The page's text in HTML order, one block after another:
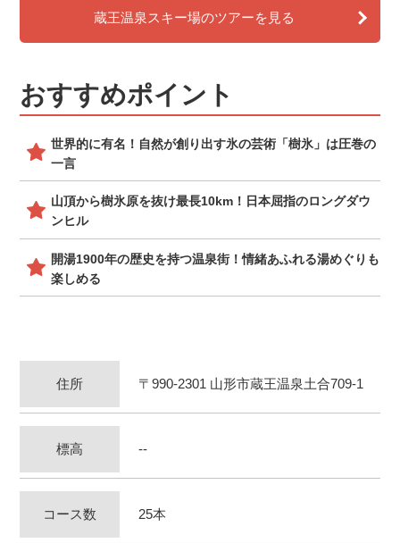
蔵王温泉スキー場のツアーを見る
おすすめポイント
世界的に有名！自然が創り出す氷の芸術「樹氷」は圧巻の
一言
山頂から樹氷原を抜け最長10km！日本屈指のロングダウ
ンヒル
開湯1900年の歴史を持つ温泉街！情緒あふれる湯めぐりも
楽しめる
住所 〒990-2301 山形市蔵王温泉土合709-1
標高 --
コース数 25本